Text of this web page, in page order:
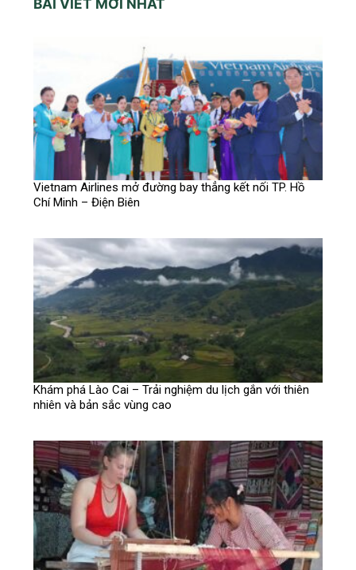
BÀI VIẾT MỚI NHẤT
Vietnam Airlines mở đường bay thẳng kết nối TP. Hồ
Chí Minh – Điện Biên
Khám phá Lào Cai – Trải nghiệm du lịch gắn với thiên
nhiên và bản sắc vùng cao